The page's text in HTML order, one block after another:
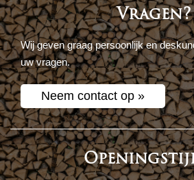
Vragen?
Wij geven graag persoonlijk en
uw vragen.
Neem contact op »